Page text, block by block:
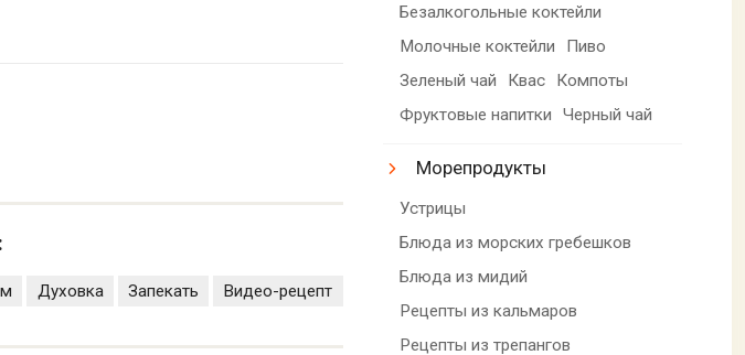
Духовка Запекать Видео-рецепт
Безалкогольные коктейли
Молочные коктейли
Пиво
Зеленый чай
Квас
Компоты
Фруктовые напитки
Черный чай
Морепродукты
Устрицы
Блюда из морских гребешков
Блюда из мидий
Рецепты из кальмаров
Рецепты из трепангов